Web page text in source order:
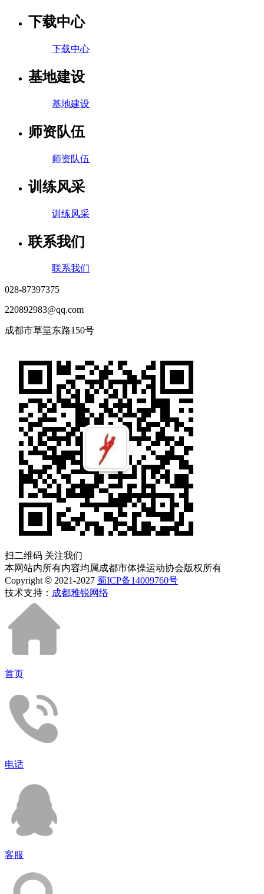
下载中心
下载中心
基地建设
基地建设
师资队伍
师资队伍
训练风采
训练风采
联系我们
联系我们
028-87397375
220892983@qq.com
成都市草堂东路150号
扫二维码 关注我们
本网站内所有内容均属成都市体操运动协会版权所有
Copyright© 2021-2027 蜀ICP备14009760号
技术支持： 成都雅锐网络
首页
电话
客服